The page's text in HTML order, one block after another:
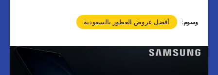
وسوم: أفضل عروض العطور بالسعودية